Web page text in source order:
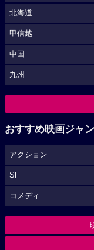
北海道
甲信越
中国
九州
おすすめ映画ジャ
アクション
SF
コメディ